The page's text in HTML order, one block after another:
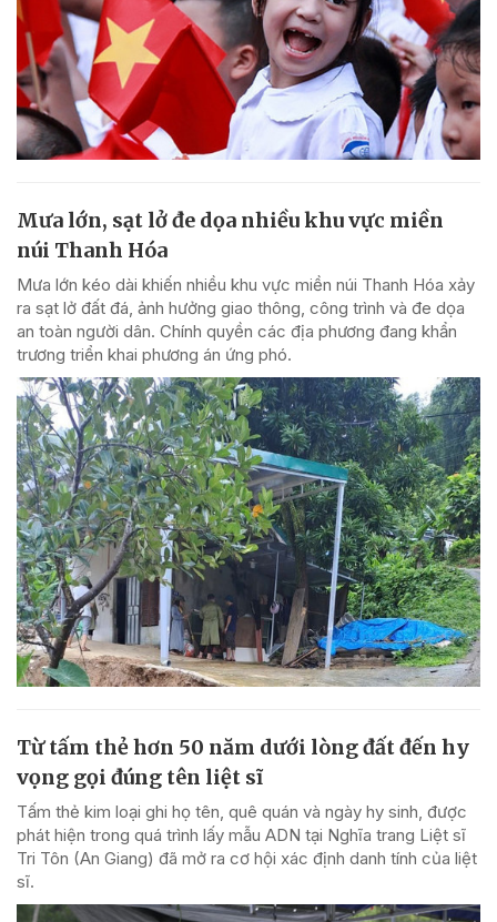
Mưa lớn, sạt lở đe dọa nhiều khu vực miền
núi Thanh Hóa
Mưa lớn kéo dài khiến nhiều khu vực miền núi Thanh Hóa xảy
ra sạt lở đất đá, ảnh hưởng giao thông, công trình và đe dọa
an toàn người dân. Chính quyền các địa phương đang khẩn
trương triển khai phương án ứng phó.
Từ tấm thẻ hơn 50 năm dưới lòng đất đến hy
vọng gọi đúng tên liệt sĩ
Tấm thẻ kim loại ghi họ tên, quê quán và ngày hy sinh, được
phát hiện trong quá trình lấy mẫu ADN tại Nghĩa trang Liệt sĩ
Tri Tôn (An Giang) đã mở ra cơ hội xác định danh tính của liệt
sĩ.